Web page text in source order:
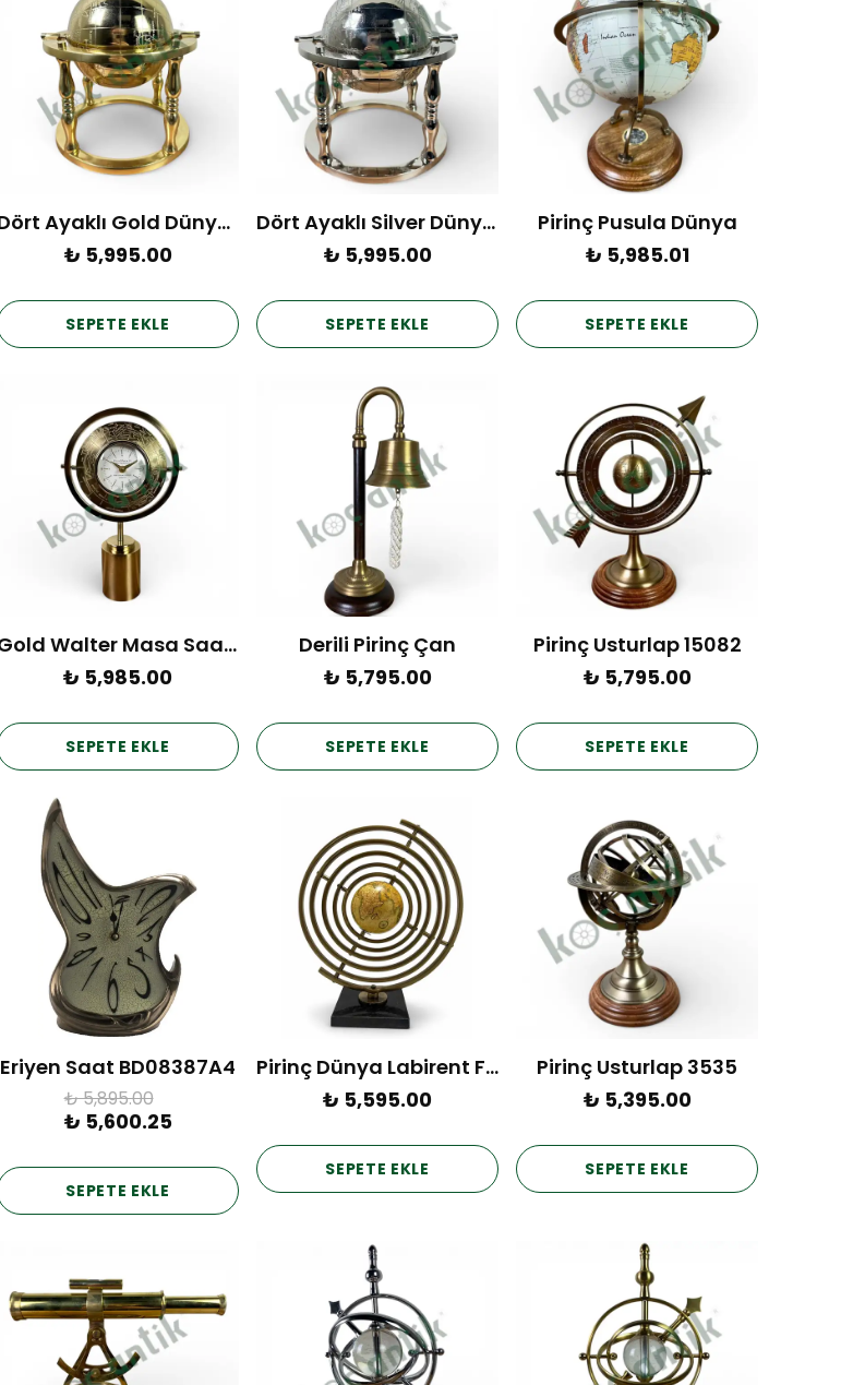
Dört Ayaklı Gold Dünya Küre
₺ 5,995.00
SEPETE EKLE
Dört Ayaklı Silver Dünya Küre
₺ 5,995.00
SEPETE EKLE
Pirinç Pusula Dünya
₺ 5,985.01
SEPETE EKLE
Gold Walter Masa Saati 34
₺ 5,985.00
SEPETE EKLE
Derili Pirinç Çan
₺ 5,795.00
SEPETE EKLE
Pirinç Usturlap 15082
₺ 5,795.00
SEPETE EKLE
Eriyen Saat BD08387A4
₺ 5,895.00
₺ 5,600.25
SEPETE EKLE
Pirinç Dünya Labirent Figür
₺ 5,595.00
SEPETE EKLE
Pirinç Usturlap 3535
₺ 5,395.00
SEPETE EKLE